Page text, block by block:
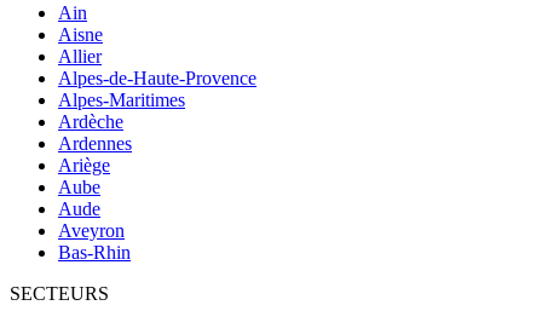
Ain
Aisne
Allier
Alpes-de-Haute-Provence
Alpes-Maritimes
Ardèche
Ardennes
Ariège
Aube
Aude
Aveyron
Bas-Rhin
SECTEURS